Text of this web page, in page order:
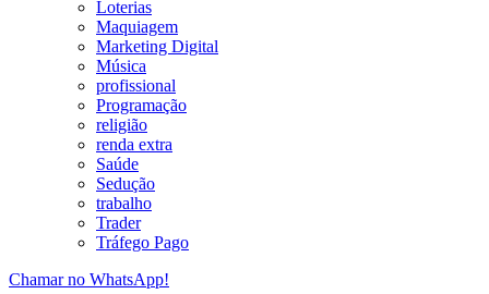
Loterias
Maquiagem
Marketing Digital
Música
profissional
Programação
religião
renda extra
Saúde
Sedução
trabalho
Trader
Tráfego Pago
Chamar no WhatsApp!